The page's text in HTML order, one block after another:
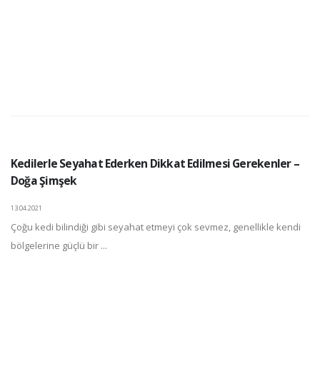
Kedilerle Seyahat Ederken Dikkat Edilmesi Gerekenler –
Doğa Şimşek
13.04.2021
Çoğu kedi bilindiği gibi seyahat etmeyi çok sevmez, genellikle kendi
bölgelerine güçlü bir ...